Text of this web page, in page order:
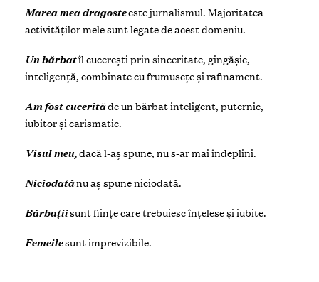
Marea mea dragosteeste jurnalismul. Majoritatea
activităților mele sunt legate de acest domeniu.
Un bărbatîl cucerești prin sinceritate, gingășie,
inteligență, combinate cu frumusețe și rafinament.
Am fost cucerităde un bărbat inteligent, puternic,
iubitor și carismatic.
Visul meu,dacă l-aș spune, nu s-ar mai îndeplini.
Niciodatănu aș spune niciodată.
Bărbațiisunt ființe care trebuiesc înțelese și iubite.
Femeilesunt imprevizibile.